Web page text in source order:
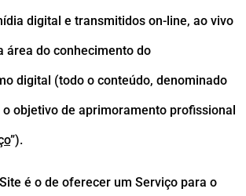
digital e transmitidos on-line, ao vivo
área do conhecimento do
digital (todo o conteúdo, denominado
o objetivo de aprimoramento profissional
”).
é o de oferecer um Serviço para o